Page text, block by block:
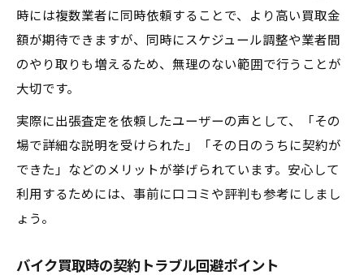
時には複数業者に同時依頼することで、より高い買取金
額が期待できますが、同時にスケジュール調整や業者間
のやり取りも増えるため、無理のない範囲で行うことが
大切です。
実際に出張査定を依頼したユーザーの声として、「その
場で詳細な説明を受けられた」「その日のうちに契約が
できた」などのメリットが挙げられています。安心して
利用するためには、事前に口コミや評判も参考にしまし
ょう。
バイク買取時の契約トラブル回避ポイント